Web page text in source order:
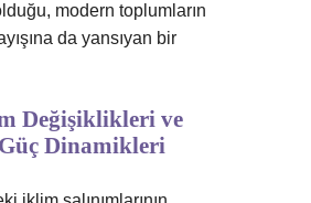
modern toplumların
da yansıyan bir
Değişiklikleri ve
Dinamikleri